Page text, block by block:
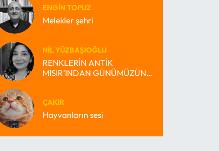
ENGIN TOPUZ
Melekler şehri
NIL YÜZBAŞIOĞLU
RENKLERİN ANTİK
MISIR’INDAN GÜNÜMÜZÜN
ÇAKIR
Hayvanların sesi